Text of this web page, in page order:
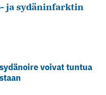
ja sydäninfarktin
voivat tuntua